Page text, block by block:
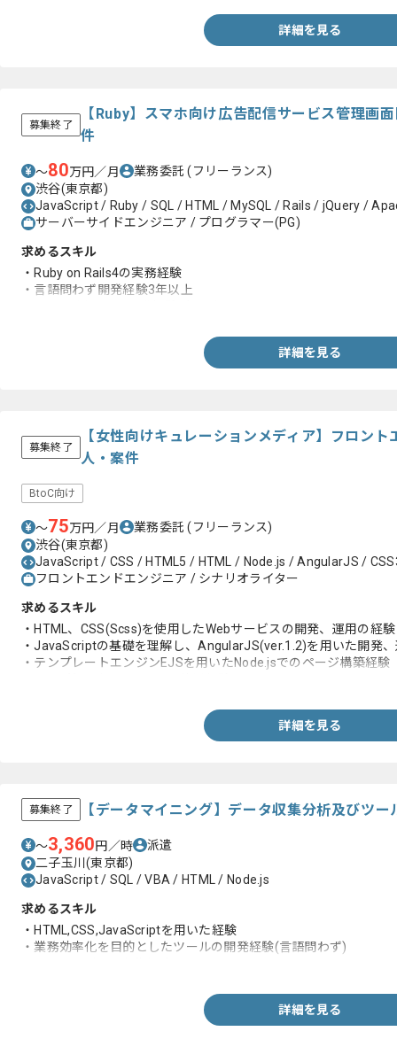
詳細を見る
募集終了
【Ruby】スマホ向け広告配信サービス管理画
件
〜80万円／月 業務委託(フリーランス)
渋谷(東京都)
JavaScript / Ruby / SQL / HTML / MySQL / Rails / jQuery /
サーバーサイドエンジニア / プログラマー(PG)
求めるスキル
・Ruby on Rails4の実務経験
・言語問わず開発経験3年以上
詳細を見る
募集終了
【女性向けキュレーションメディア】フロント
人・案件
BtoC向け
〜75万円／月 業務委託(フリーランス)
渋谷(東京都)
JavaScript / CSS / HTML5 / HTML / Node.js / AngularJS /
フロントエンドエンジニア / シナリオライター
求めるスキル
・HTML、CSS(Scss)を使用したWebサービスの開発、運用の経験
・JavaScriptの基礎を理解し、AngularJS(ver.1.2)を用いた開発
・テンプレートエンジンEJSを用いたNode.jsでのページ構築経験
詳細を見る
募集終了 【データマイニング】データ収集分析及びツ
〜3,360円／時
派遣
二子玉川(東京都)
JavaScript / SQL / VBA / HTML / Node.js
求めるスキル
・HTML,CSS,JavaScriptを用いた経験
・業務効率化を目的としたツールの開発経験(言語問わず)
詳細を見る